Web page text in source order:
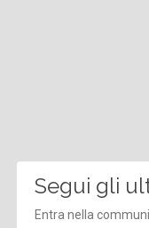
Segui gli
Entra nella